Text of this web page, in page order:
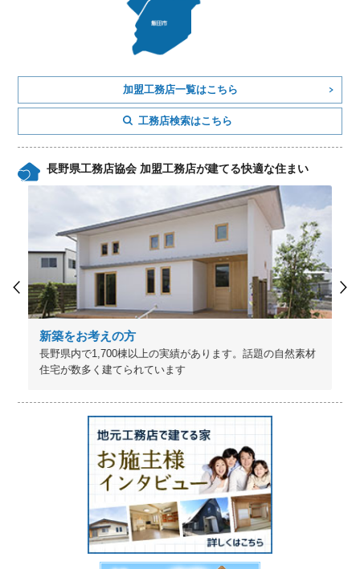
加盟工務店一覧はこちら
工務店検索はこちら
長野県工務店協会 加盟工務店が建てる快適な住まい
新築をお考えの方
長野県内で1,700棟以上の実績があります。話題の自然素材
住宅が数多く建てられています